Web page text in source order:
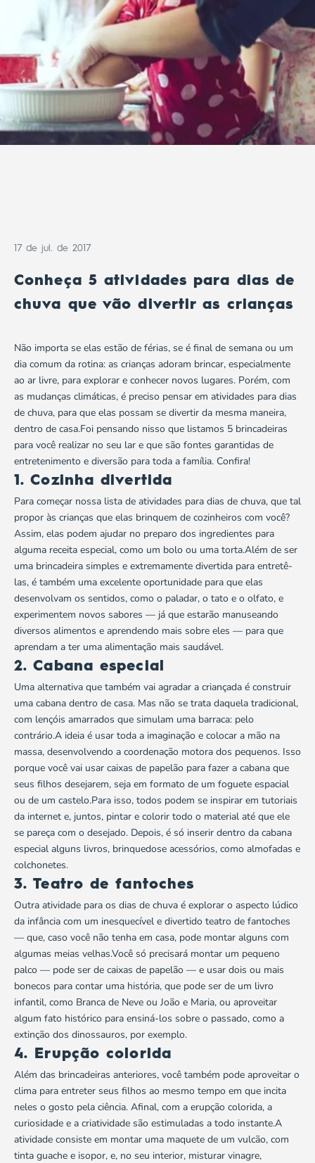
17 de jul. de 2017
Conheça 5 atividades para dias de
chuva que vão divertir as crianças
Não importa se elas estão de férias, se é final de semana ou um
dia comum da rotina: as crianças adoram brincar, especialmente
ao ar livre, para explorar e conhecer novos lugares. Porém, com
as mudanças climáticas, é preciso pensar em atividades para dias
de chuva, para que elas possam se divertir da mesma maneira,
dentro de casa.Foi pensando nisso que listamos 5 brincadeiras
para você realizar no seu lar e que são fontes garantidas de
entretenimento e diversão para toda a família. Confira!
1. Cozinha divertida
Para começar nossa lista de atividades para dias de chuva, que tal
propor às crianças que elas brinquem de cozinheiros com você?
Assim, elas podem ajudar no preparo dos ingredientes para
alguma receita especial, como um bolo ou uma torta.Além de ser
uma brincadeira simples e extremamente divertida para entretê-
las, é também uma excelente oportunidade para que elas
desenvolvam os sentidos, como o paladar, o tato e o olfato, e
experimentem novos sabores — já que estarão manuseando
diversos alimentos e aprendendo mais sobre eles — para que
aprendam a ter uma alimentação mais saudável.
2. Cabana especial
Uma alternativa que também vai agradar a criançada é construir
uma cabana dentro de casa. Mas não se trata daquela tradicional,
com lençóis amarrados que simulam uma barraca: pelo
contrário.A ideia é usar toda a imaginação e colocar a mão na
massa, desenvolvendo a coordenação motora dos pequenos. Isso
porque você vai usar caixas de papelão para fazer a cabana que
seus filhos desejarem, seja em formato de um foguete espacial
ou de um castelo.Para isso, todos podem se inspirar em tutoriais
da internet e, juntos, pintar e colorir todo o material até que ele
se pareça com o desejado. Depois, é só inserir dentro da cabana
especial alguns livros, brinquedose acessórios, como almofadas e
colchonetes.
3. Teatro de fantoches
Outra atividade para os dias de chuva é explorar o aspecto lúdico
da infância com um inesquecível e divertido teatro de fantoches
— que, caso você não tenha em casa, pode montar alguns com
algumas meias velhas.Você só precisará montar um pequeno
palco — pode ser de caixas de papelão — e usar dois ou mais
bonecos para contar uma história, que pode ser de um livro
infantil, como Branca de Neve ou João e Maria, ou aproveitar
algum fato histórico para ensiná-los sobre o passado, como a
extinção dos dinossauros, por exemplo.
4. Erupção colorida
Além das brincadeiras anteriores, você também pode aproveitar o
clima para entreter seus filhos ao mesmo tempo em que incita
neles o gosto pela ciência. Afinal, com a erupção colorida, a
curiosidade e a criatividade são estimuladas a todo instante.A
atividade consiste em montar uma maquete de um vulcão, com
tinta guache e isopor, e, no seu interior, misturar vinagre,